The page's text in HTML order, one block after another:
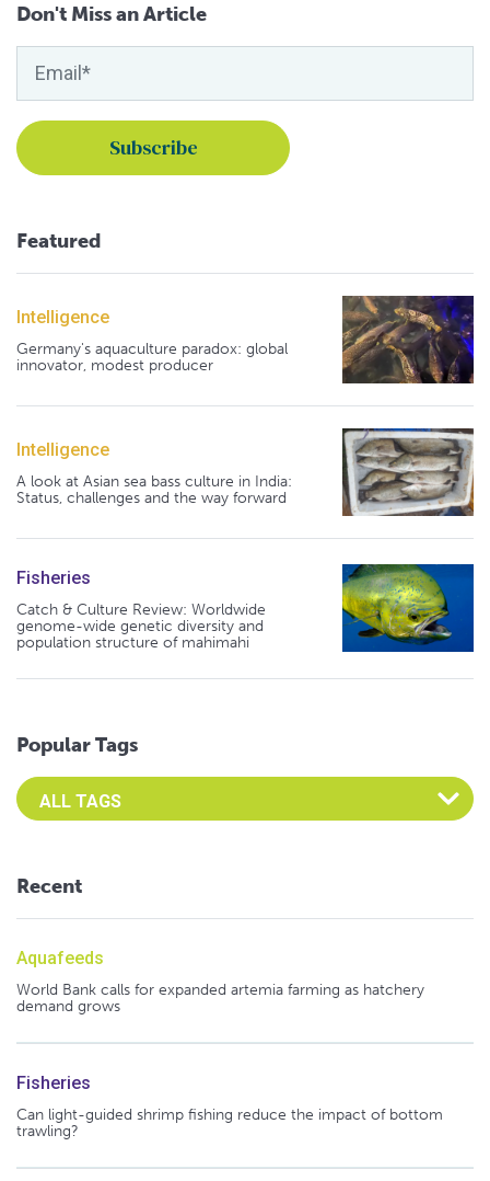
Don't Miss an Article
Featured
Intelligence
Germany's aquaculture paradox: global
innovator, modest producer
Intelligence
A look at Asian sea bass culture in India:
Status, challenges and the way forward
Fisheries
Catch & Culture Review: Worldwide
genome-wide genetic diversity and
population structure of mahimahi
Popular Tags
Select an Advocate Tag to view it's posts
Recent
Aquafeeds
World Bank calls for expanded artemia farming as hatchery
demand grows
Fisheries
Can light-guided shrimp fishing reduce the impact of bottom
trawling?